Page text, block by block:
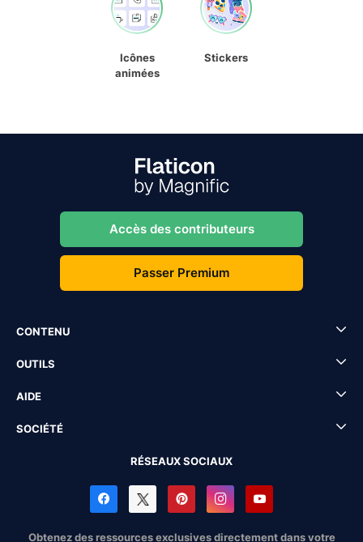
Icônes
animées
Stickers
Accès des contributeurs
Passer Premium
CONTENU
OUTILS
AIDE
SOCIÉTÉ
RÉSEAUX SOCIAUX
Obtenez des ressources exclusives directement dans votre